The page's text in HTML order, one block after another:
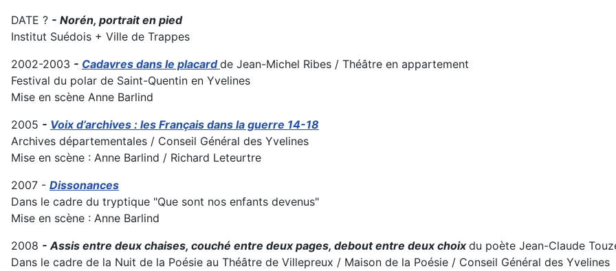
DATE ? - Norén, portrait en pied
Institut Suédois + Ville de Trappes
2002-2003 - Cadavres dans le placardde Jean-Michel Ribes / Théâtre en appartement
Festival du polar de Saint-Quentin en Yvelines
Mise en scène Anne Barlind
2005 - Voix d’archives : les Français dans la guerre 14-18
Archives départementales / Conseil Général des Yvelines
Mise en scène : Anne Barlind / Richard Leteurtre
2007 - Dissonances
Dans le cadre du tryptique "Que sont nos enfants devenus"
Mise en scène : Anne Barlind
2008 - Assis entre deux chaises, couché entre deux pages, debout entre deux choix du poète Jean-Claude
Dans le cadre de la Nuit de la Poésie au Théâtre de Villepreux / Maison de la Poésie / Conseil Général des Yvelines